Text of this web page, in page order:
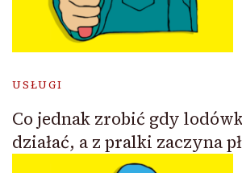
USŁUGI
Co jednak zrobić gdy
działać, a z pralki zaczyna